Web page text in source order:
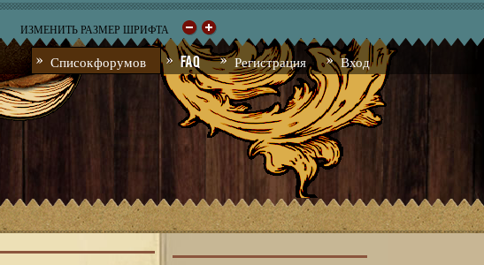
ИЗМЕНИТЬ РАЗМЕР ШРИФТА
Список форумов FAQ Регистрация Вход